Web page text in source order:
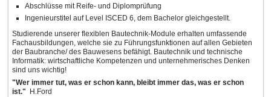
Abschlüsse mit Reife- und Diplomprüfung
Ingenieurstitel auf Level ISCED 6, dem Bachelor gleichgestellt.
Studierende unserer flexiblen Bautechnik-Module erhalten umfassende
Fachausbildungen, welche sie zu Führungsfunktionen auf allen Gebieten
der Baubranche/ des Bauwesens befähigt. Bautechnik und technische
Informatik: wirtschaftliche Kompetenzen und unternehmerisches Denken
sind uns wichtig!
"Wer immer tut, was er schon kann, bleibt immer das, was er schon
ist." H.Ford